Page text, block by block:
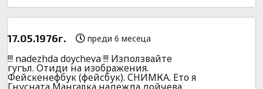
17.05.1976г. преди 6 месеца
!!! nadezhda doycheva !!! Използвайте
гугъл. Отиди на изображения.
Фейскенефбук (фейсбук). СНИМКА. Ето я